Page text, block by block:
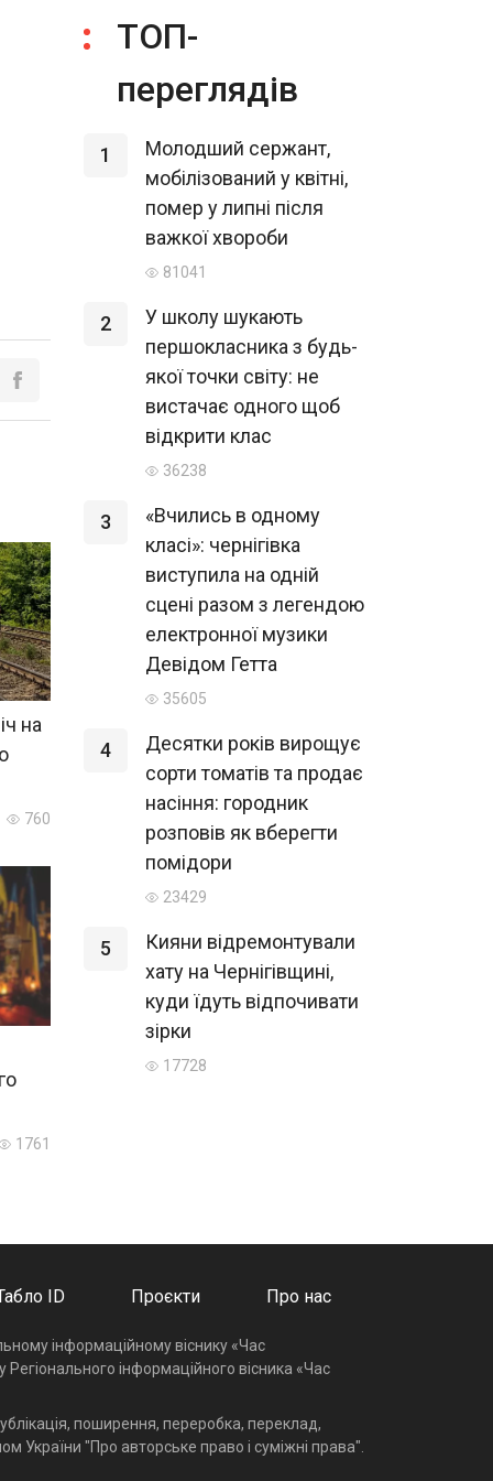
на
760
1761
ТОП-
переглядів
1
Молодший сержант,
мобілізований у квітні,
помер у липні після
важкої хвороби
81041
2
У школу шукають
першокласника з будь-
якої точки світу: не
вистачає одного щоб
відкрити клас
36238
3
«Вчились в одному
класі»: чернігівка
виступила на одній
сцені разом з легендою
електронної музики
Девідом Гетта
35605
4
Десятки років вирощує
сорти томатів та продає
насіння: городник
розповів як вберегти
помідори
23429
5
Кияни відремонтували
хату на Чернігівщині,
куди їдуть відпочивати
зірки
17728
ID Проєкти Про нас
інформаційному віснику «Час
інформаційного вісника «Час
поширення, переробка, переклад,
України "Про авторське право і суміжні права".